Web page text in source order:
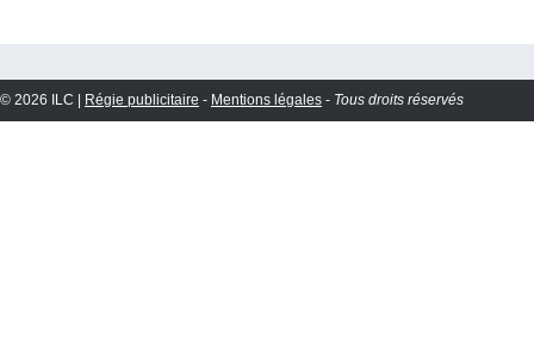
© 2026 ILC | Régie publicitaire - Mentions légales - Tous droits réservés